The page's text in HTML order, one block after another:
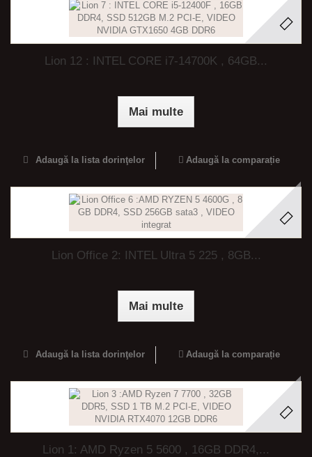
Lion 12 : INTEL CORE i7-14700K , 64GB...
Mai multe
Adaugă la lista dorinţelor Adaugă la comparație
Lion Office 2: INTEL Ultra 5 225 , 8GB...
Mai multe
Adaugă la lista dorinţelor Adaugă la comparație
Lion 1: AMD Ryzen 5 5600 , 16GB DDR4,...